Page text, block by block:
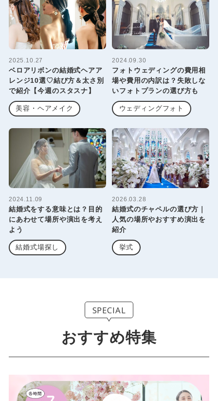
2025.10.27
ベロアリボンの結婚式ヘアア
レンジ10選♡結び方＆太さ別
で紹介【今週のスタスナ】
美容・ヘアメイク
2024.09.30
フォトウェディングの費用相
場や費用の内訳は？失敗しな
いフォトプランの選び方も
ウェディングフォト
2024.11.09
結婚式をする意味とは？目的
にあわせて場所や演出を考え
よう
結婚式場探し
2026.03.28
結婚式のチャペルの選び方｜
人気の場所やおすすめ演出を
紹介
挙式
SPECIAL
おすすめ特集